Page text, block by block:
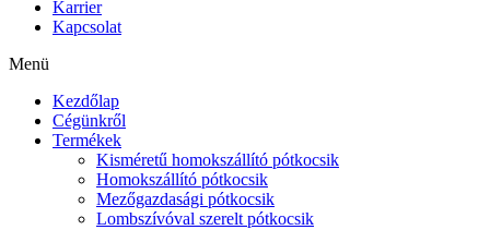
Karrier
Kapcsolat
Menü
Kezdőlap
Cégünkről
Termékek
Kisméretű homokszállító pótkocsik
Homokszállító pótkocsik
Mezőgazdasági pótkocsik
Lombszívóval szerelt pótkocsik